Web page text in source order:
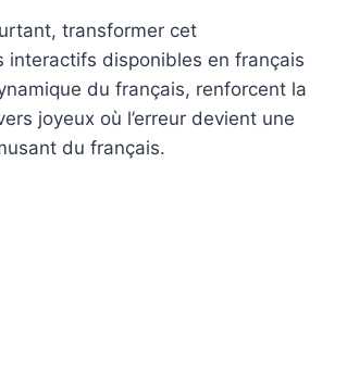
transformer cet
interactifs disponibles en français
du français, renforcent la
joyeux où l’erreur devient une
du français.